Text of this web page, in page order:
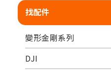
找配件
變形金剛系列
DJI